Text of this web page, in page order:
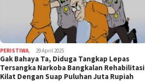
PERISTIWA, 29 April 2025
Gak Bahaya Ta, Diduga Tangkap Lepas
Tersangka Narkoba Bangkalan Rehabilitasi
Kilat Dengan Suap Puluhan Juta Rupiah